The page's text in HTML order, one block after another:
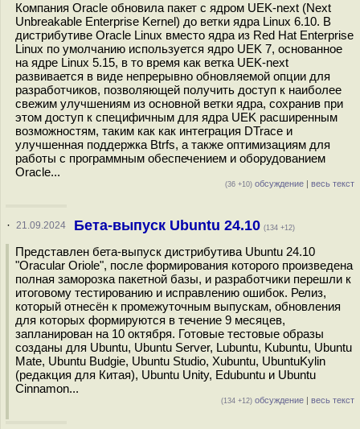
Компания Oracle обновила пакет с ядром UEK-next (Next
Unbreakable Enterprise Kernel) до ветки ядра Linux 6.10. В
дистрибутиве Oracle Linux вместо ядра из Red Hat Enterprise
Linux по умолчанию используется ядро UEK 7, основанное
на ядре Linux 5.15, в то время как ветка UEK-next
развивается в виде непрерывно обновляемой опции для
разработчиков, позволяющей получить доступ к наиболее
свежим улучшениям из основной ветки ядра, сохранив при
этом доступ к специфичным для ядра UEK расширенным
возможностям, таким как как интеграция DTrace и
улучшенная поддержка Btrfs, а также оптимизациям для
работы с программным обеспечением и оборудованием
Oracle...
(36 +10) обсуждение | весь текст
· 21.09.2024 Бета-выпуск Ubuntu 24.10 (134 +12)
Представлен бета-выпуск дистрибутива Ubuntu 24.10
"Oracular Oriole", после формирования которого произведена
полная заморозка пакетной базы, и разработчики перешли к
итоговому тестированию и исправлению ошибок. Релиз,
который отнесён к промежуточным выпускам, обновления
для которых формируются в течение 9 месяцев,
запланирован на 10 октября. Готовые тестовые образы
созданы для Ubuntu, Ubuntu Server, Lubuntu, Kubuntu, Ubuntu
Mate, Ubuntu Budgie, Ubuntu Studio, Xubuntu, UbuntuKylin
(редакция для Китая), Ubuntu Unity, Edubuntu и Ubuntu
Cinnamon...
(134 +12) обсуждение | весь текст